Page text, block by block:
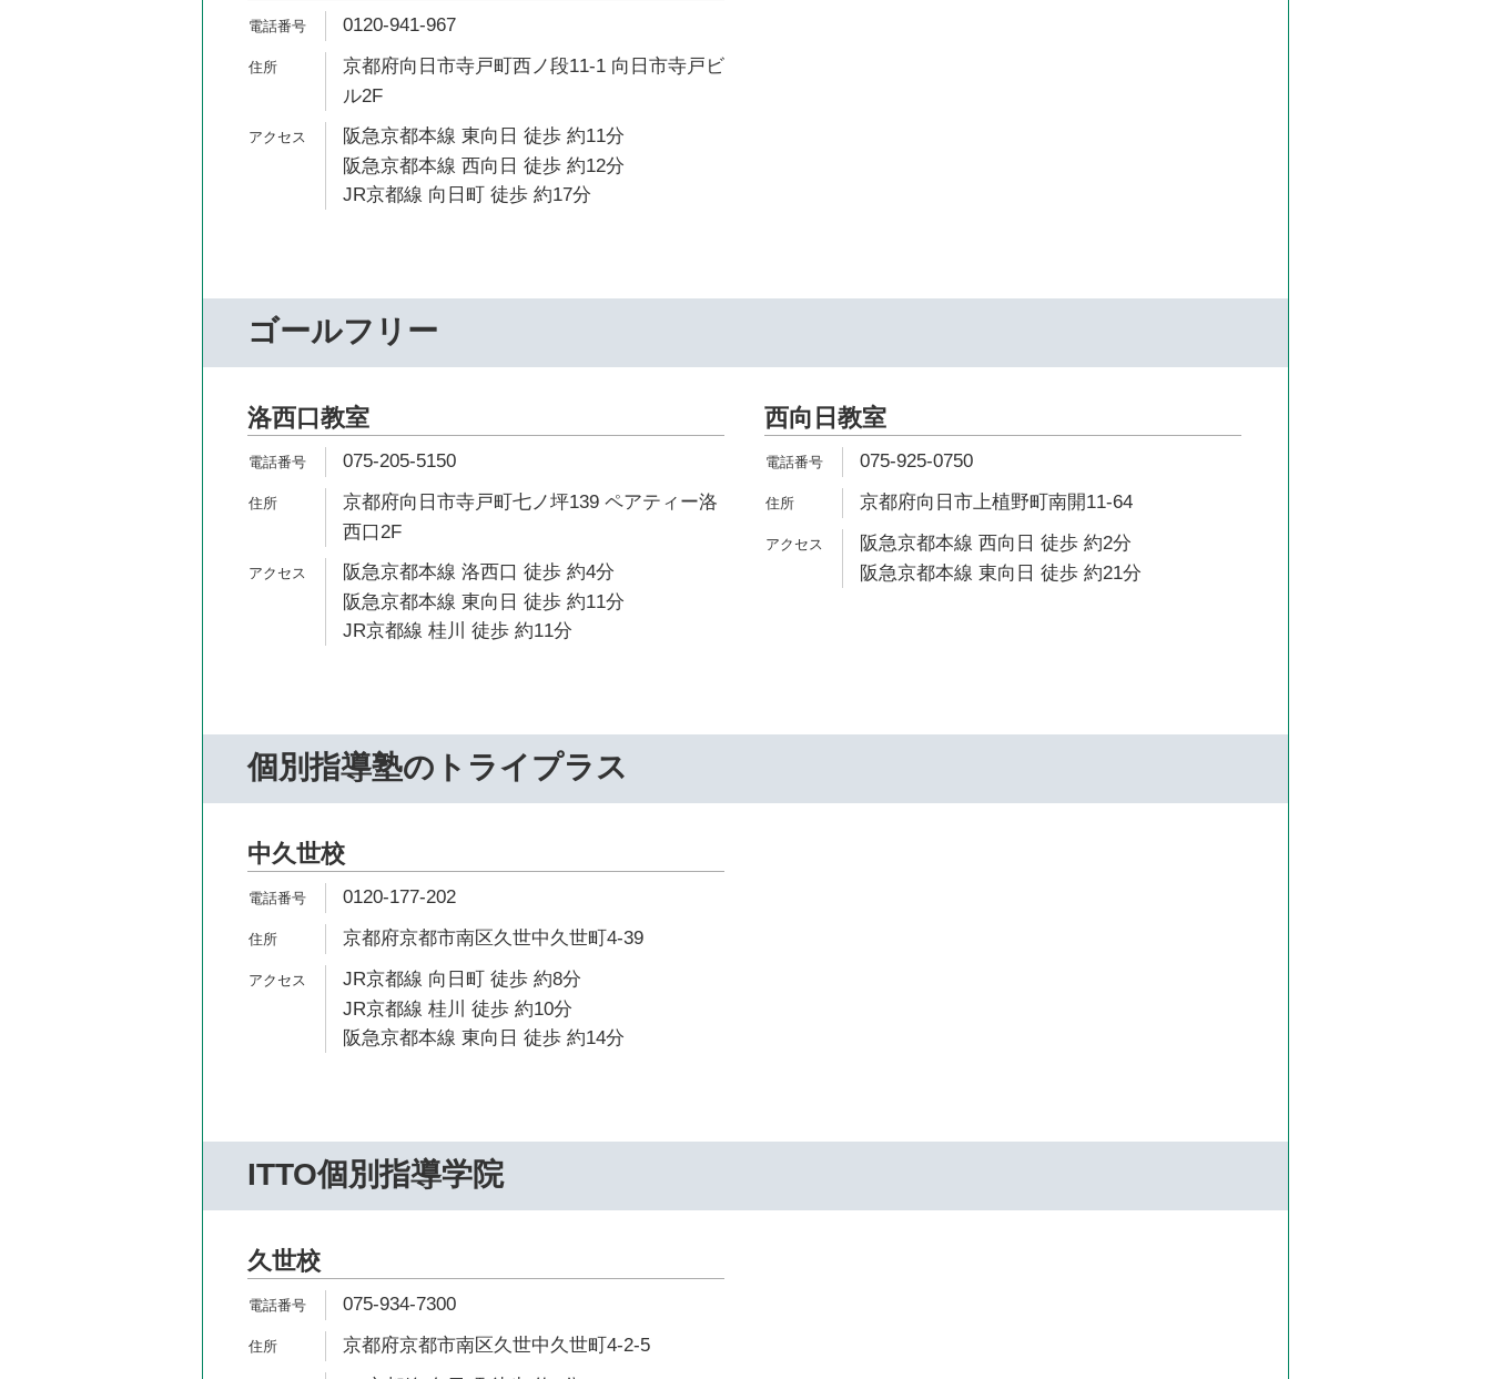
0120-941-967
京都府向日市寺戸町西ノ段11-1 向日市寺戸ビ
ル2F
阪急京都本線 東向日 徒歩 約11分
阪急京都本線 西向日 徒歩 約12分
JR京都線 向日町 徒歩 約17分
ゴールフリー
洛西口教室
075-205-5150
京都府向日市寺戸町七ノ坪139 ペアティー洛
西口2F
阪急京都本線 洛西口 徒歩 約4分
阪急京都本線 東向日 徒歩 約11分
JR京都線 桂川 徒歩 約11分
西向日教室
075-925-0750
京都府向日市上植野町南開11-64
阪急京都本線 西向日 徒歩 約2分
阪急京都本線 東向日 徒歩 約21分
個別指導塾のトライプラス
中久世校
0120-177-202
京都府京都市南区久世中久世町4-39
JR京都線 向日町 徒歩 約8分
JR京都線 桂川 徒歩 約10分
阪急京都本線 東向日 徒歩 約14分
ITTO個別指導学院
久世校
075-934-7300
京都府京都市南区久世中久世町4-2-5